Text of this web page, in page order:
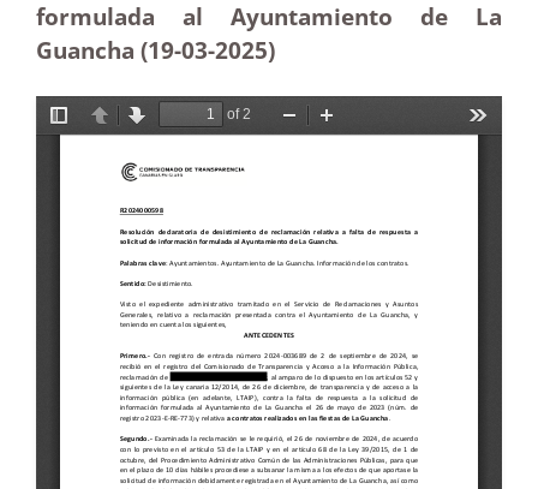
formulada al Ayuntamiento de La
Guancha (19-03-2025)